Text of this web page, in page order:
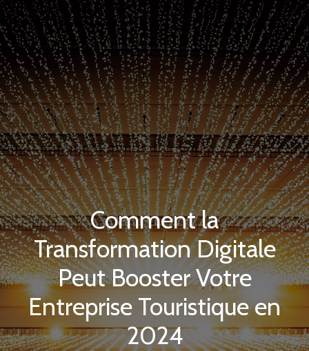
Comment la
Transformation Digitale
Peut Booster Votre
Entreprise Touristique en
2024